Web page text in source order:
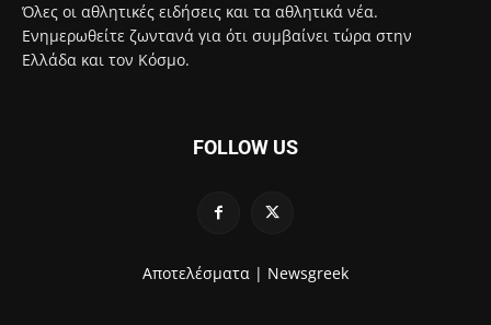
Όλες οι αθλητικές ειδήσεις και τα αθλητικά νέα.
Ενημερωθείτε ζωντανά για ότι συμβαίνει τώρα στην
Ελλάδα και τον Κόσμο.
FOLLOW US
Αποτελέσματα | Newsgreek